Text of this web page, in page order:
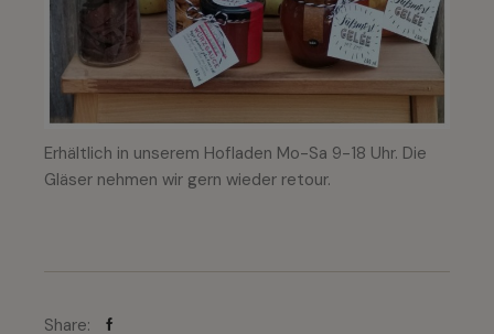
Erhältlich in unserem Hofladen Mo-Sa 9-18 Uhr. Die
Gläser nehmen wir gern wieder retour.
Share: